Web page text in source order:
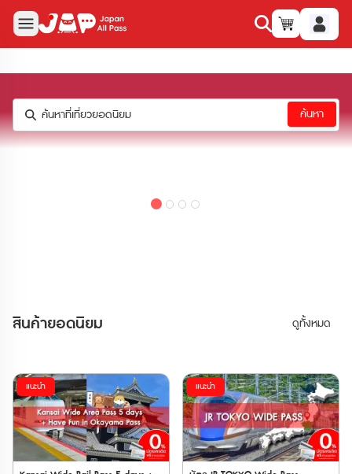
ค้นหาที่เที่ยวยอดนิยม ค้นหา
สินค้ายอดนิยม ดูทั้งหมด
แนะนำ แนะนำ